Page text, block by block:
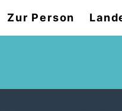
Zur Person